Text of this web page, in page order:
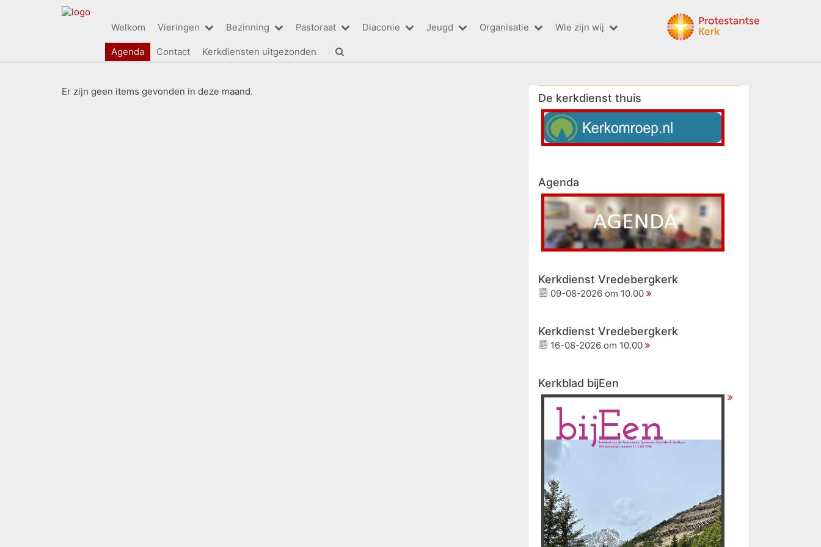
Welkom Vieringen Bezinning Pastoraat Diaconie Jeugd Organisatie Wie zijn wij
Agenda Contact Kerkdiensten uitgezonden
Er zijn geen items gevonden in deze maand. De kerkdienst thuis
Agenda
Kerkdienst Vredebergkerk
09-08-2026 om 10.00
Kerkdienst Vredebergkerk
16-08-2026 om 10.00
Kerkblad bijEen